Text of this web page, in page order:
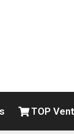
TOP